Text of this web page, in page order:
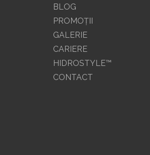
BLOG
PROMOŢII
GALERIE
CARIERE
HIDROSTYLE™
CONTACT